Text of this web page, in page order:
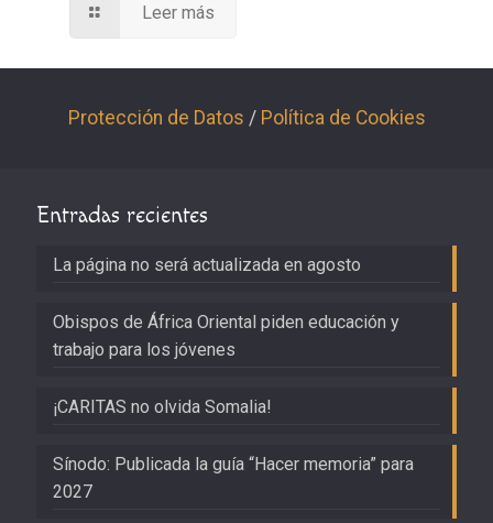
Leer más
Protección de Datos / Política de Cookies
Entradas recientes
La página no será actualizada en agosto
Obispos de África Oriental piden educación y
trabajo para los jóvenes
¡CARITAS no olvida Somalia!
Sínodo: Publicada la guía “Hacer memoria” para
2027